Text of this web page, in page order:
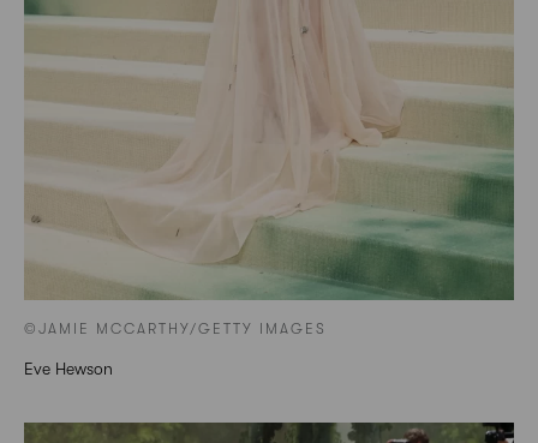
©JAMIE MCCARTHY/GETTY IMAGES
Eve Hewson